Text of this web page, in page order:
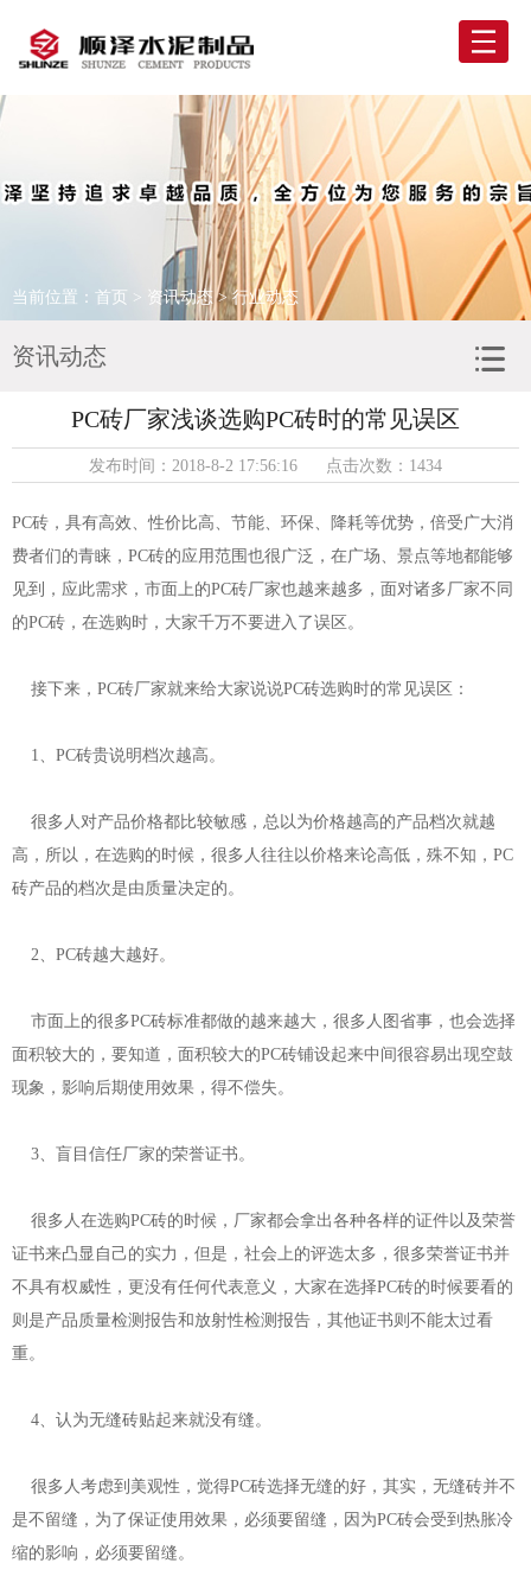
走进顺泽
当前位置： 首页 > 资讯动态> 行业动态
资讯动态
PC砖厂家浅谈选购PC砖时的常见误区
发布时间：2018-8-2 17:56:16 点击次数：1434
PC砖，具有高效、性价比高、节能、环保、降耗等优势，倍受广大消
费者们的青睐，PC砖的应用范围也很广泛，在广场、景点等地都能够
见到，应此需求，市面上的PC砖厂家也越来越多，面对诸多厂家不同
的PC砖，在选购时，大家千万不要进入了误区。
接下来，PC砖厂家就来给大家说说PC砖选购时的常见误区：
1、PC砖贵说明档次越高。
很多人对产品价格都比较敏感，总以为价格越高的产品档次就越
高，所以，在选购的时候，很多人往往以价格来论高低，殊不知，PC
砖产品的档次是由质量决定的。
2、PC砖越大越好。
市面上的很多PC砖标准都做的越来越大，很多人图省事，也会选择
面积较大的，要知道，面积较大的PC砖铺设起来中间很容易出现空鼓
现象，影响后期使用效果，得不偿失。
3、盲目信任厂家的荣誉证书。
很多人在选购PC砖的时候，厂家都会拿出各种各样的证件以及荣誉
证书来凸显自己的实力，但是，社会上的评选太多，很多荣誉证书并
不具有权威性，更没有任何代表意义，大家在选择PC砖的时候要看的
则是产品质量检测报告和放射性检测报告，其他证书则不能太过看
重。
4、认为无缝砖贴起来就没有缝。
很多人考虑到美观性，觉得PC砖选择无缝的好，其实，无缝砖并不
是不留缝，为了保证使用效果，必须要留缝，因为PC砖会受到热胀冷
缩的影响，必须要留缝。